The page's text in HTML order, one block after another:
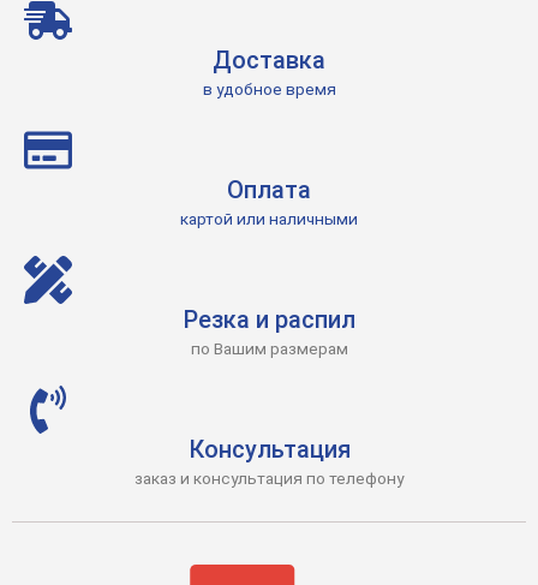
Доставка
в удобное время
Оплата
картой или наличными
Резка и распил
по Вашим размерам
Консультация
заказ и консультация по телефону